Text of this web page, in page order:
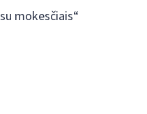
mokesčiais“